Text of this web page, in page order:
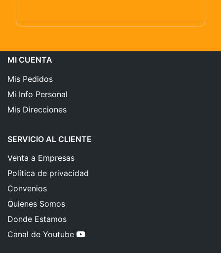
MI CUENTA
Mis Pedidos
Mi Info Personal
Mis Direcciones
SERVICIO AL CLIENTE
Venta a Empresas
Política de privacidad
Convenios
Quienes Somos
Donde Estamos
Canal de Youtube